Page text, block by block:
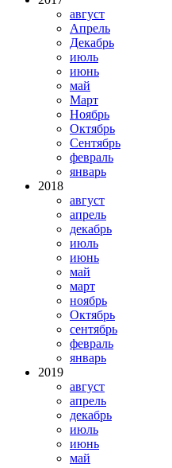
август
Апрель
Декабрь
июль
июнь
май
Март
Ноябрь
Октябрь
Сентябрь
февраль
январь
2018
август
апрель
декабрь
июль
июнь
май
март
ноябрь
Октябрь
сентябрь
февраль
январь
2019
август
апрель
декабрь
июль
июнь
май